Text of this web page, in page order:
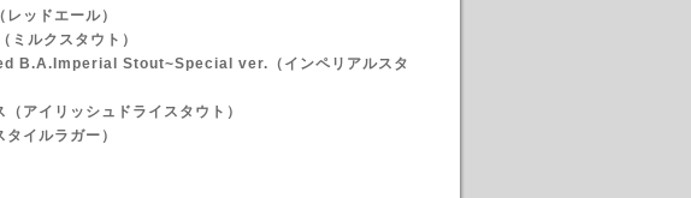
ッドエール）
ミルクスタウト）
B.A.Imperial Stout~Special ver.（インペリアルスタ
アイリッシュドライスタウト）
イルラガー）